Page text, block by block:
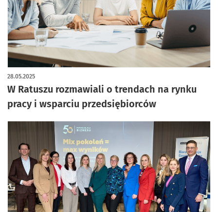
W Ratuszu rozmawiali o trendach na rynku
pracy i wsparciu przedsiębiorców
28.05.2025